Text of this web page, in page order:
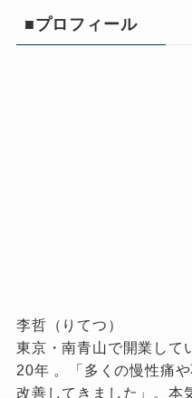
■プロフィール
李哲（りてつ）
東京・南青山で開業して
20年 。「多くの慢性痛
改善してきました」。本